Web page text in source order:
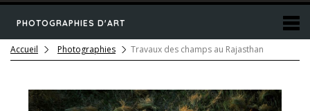
PHOTOGRAPHIES D'ART
Accueil Photographies Travaux des champs au Rajasthan